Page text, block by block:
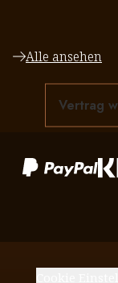
Alle ansehen
Vertrag